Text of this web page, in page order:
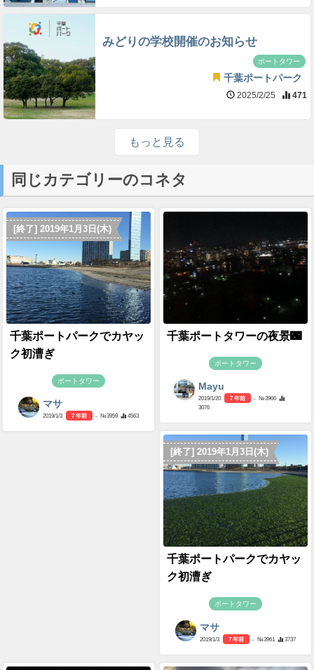
みどりの学校開催のお知らせ
ポートタワー
千葉ポートパーク
2025/2/25 471
もっと見る
同じカテゴリーのコネタ
[終了] 2019年1月3日(木)
千葉ポートパークでカヤッ
ク初漕ぎ
ポートタワー
マサ
2019/1/3 7 年前 - №3959 4563
千葉ポートタワーの夜景🌃
ポートタワー
Mayu
2019/1/20 7 年前
- №3966
3076
[終了] 2019年1月3日(木)
千葉ポートパークでカヤッ
ク初漕ぎ
ポートタワー
マサ
2019/1/3 7 年前 - №3961 3737